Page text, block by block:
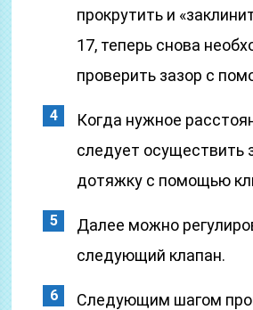
прокрутить и
17, теперь снова
проверить зазор с
Когда нужное
следует
дотяжку с помощью
Далее можно
следующий клапан.
Следующим шагом